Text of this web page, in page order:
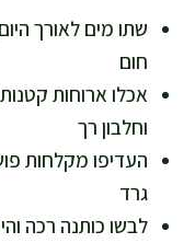
שתו מים לאורך
חום
אכלו ארוחות
וחלבון רך
העדיפו מקלחות
גרד
לבשו כותנה רכה